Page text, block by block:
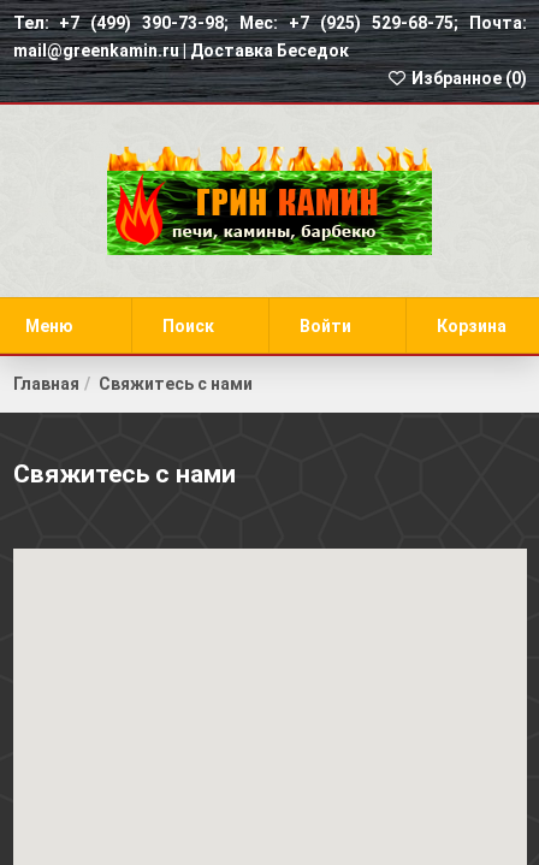
Тел: +7 (499) 390-73-98; Мес: +7 (925) 529-68-75; Почта:
mail@greenkamin.ru |Доставка Беседок
Избранное (0)
Меню Поиск Войти Корзина
Главная Свяжитесь с нами
Свяжитесь с нами